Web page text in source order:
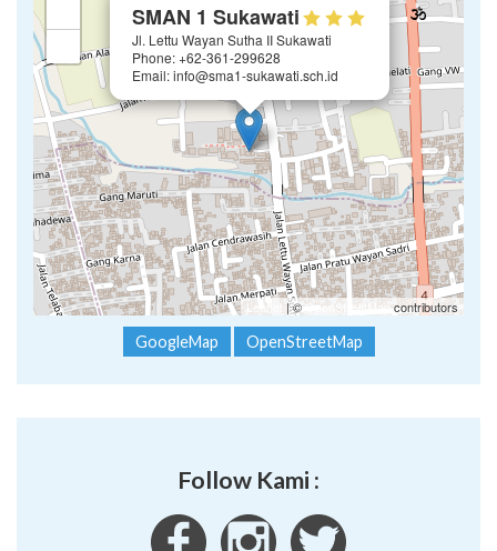
SMAN 1 Sukawati
Jl. Lettu Wayan Sutha II Sukawati
Phone: +62-361-299628
Email: info@sma1-sukawati.sch.id
Leaflet | ©OpenStreetMap contributors
GoogleMap OpenStreetMap
Follow Kami :